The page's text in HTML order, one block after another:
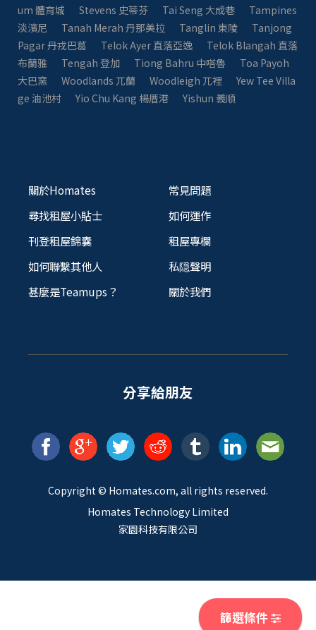
篩選條件
um 體育城
Stevens 史蒂芬 Tai Seng 大成巷
Tampines
淡濱尼
Tanah Merah 丹那美拉 Tanglin 東陵
Tanjong
Pagar 丹戎巴葛
Telok Ayer 直落亞逸
Telok Blangah 直落
布蘭雅
Tengah 登加 Tiong Bahru 中嗒魯
Toa Payoh
大巴窯
Woodlands 兀蘭 Woodleigh 兀裡
Yew Tee Villa
ge 油池村
Yio Chu Kang 楊厝港 Yishun 義順
關於Homates
尋找租屋小貼士
刊登租屋錦囊
如何聯繫其他人
甚麼是Teamups？
常見問題
如何運作
租屋專欄
私隠聲明
關於我們
分享給朋友
Copyright © Homates.com, all rights reserved.
Homates Technology Limited
家園科技有限公司